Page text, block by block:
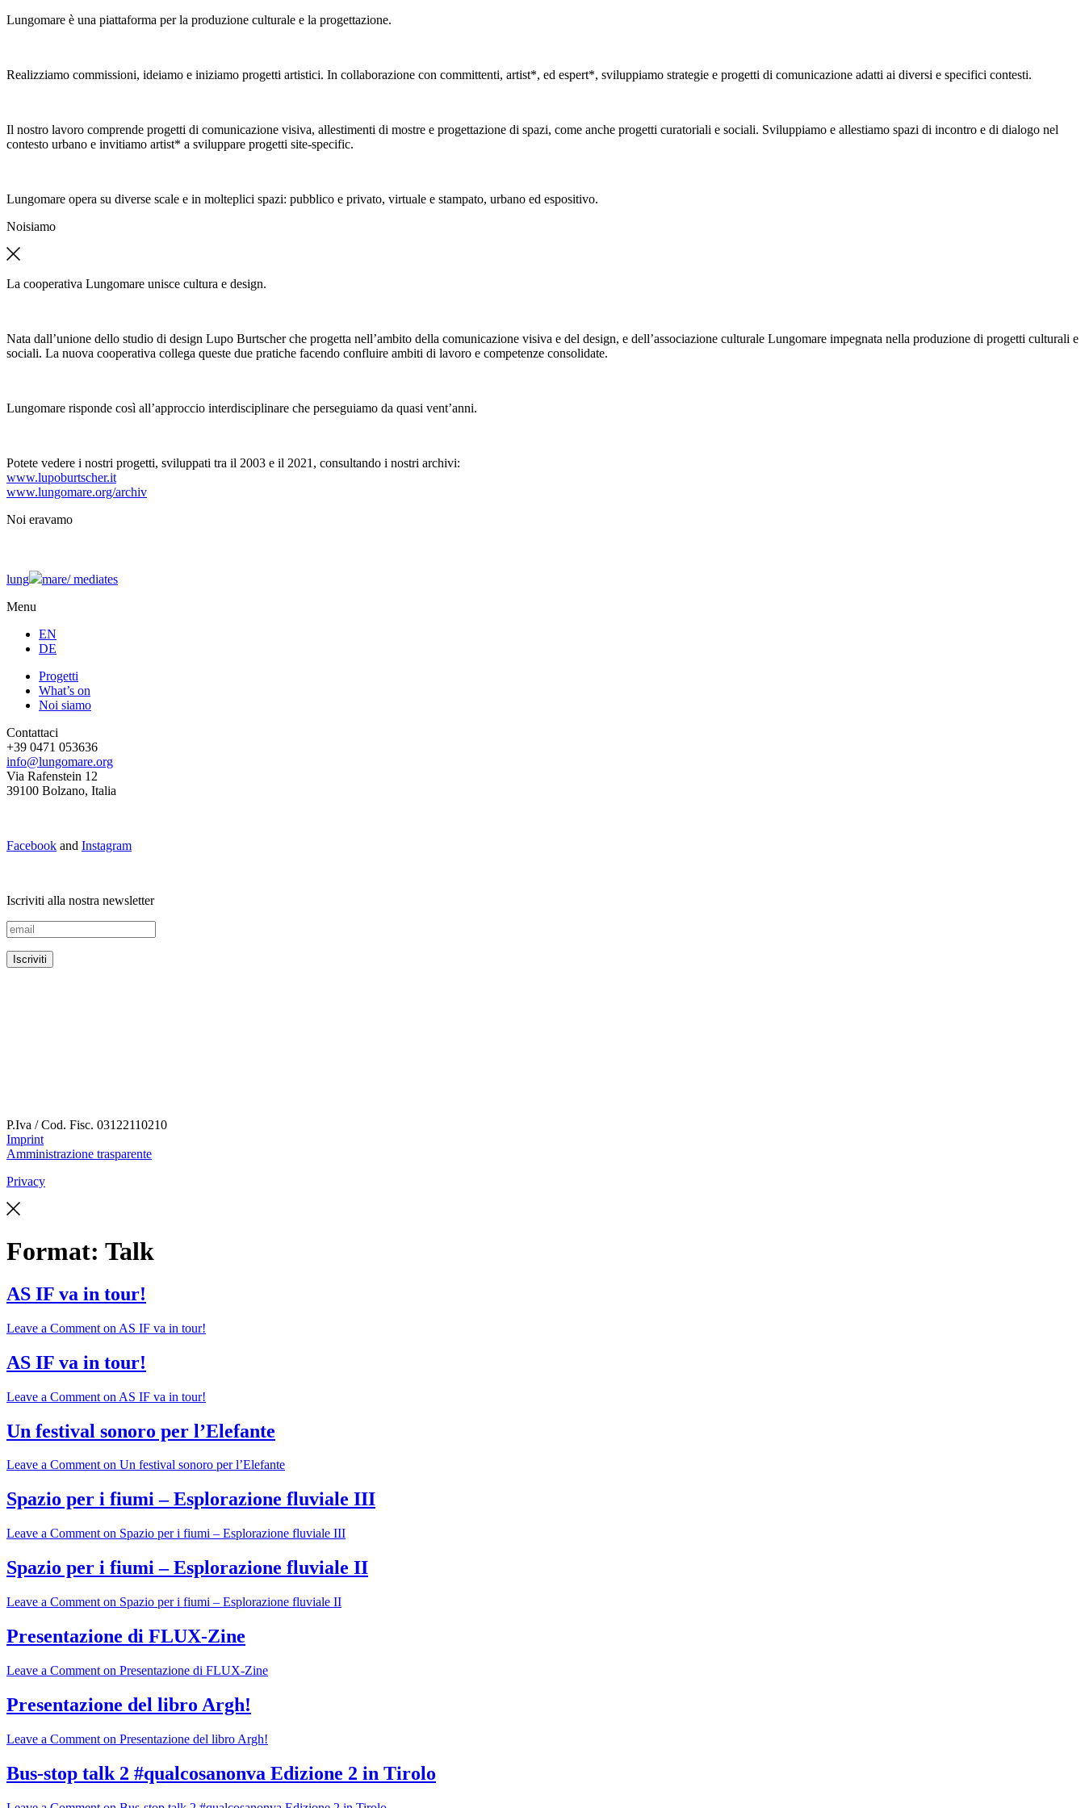
Lungomare è una piattaforma per la produzione culturale e la progettazione.
Realizziamo commissioni, ideiamo e iniziamo progetti artistici. In collaborazione con committenti, artist*, ed espert*, sviluppiamo strategie e progetti di comunicazione adatti ai diversi e specifici contesti.
Il nostro lavoro comprende progetti di comunicazione visiva, allestimenti di mostre e progettazione di spazi, come anche progetti curatoriali e sociali. Sviluppiamo e allestiamo spazi di incontro e di dialogo nel
contesto urbano e invitiamo artist* a sviluppare progetti site-specific.
Lungomare opera su diverse scale e in molteplici spazi: pubblico e privato, virtuale e stampato, urbano ed espositivo.
Noisiamo
La cooperativa Lungomare unisce cultura e design.
Nata dall’unione dello studio di design Lupo Burtscher che progetta nell’ambito della comunicazione visiva e del design, e dell’associazione culturale Lungomare impegnata nella produzione di progetti culturali e
sociali. La nuova cooperativa collega queste due pratiche facendo confluire ambiti di lavoro e competenze consolidate.
Lungomare risponde così all’approccio interdisciplinare che perseguiamo da quasi vent’anni.
Potete vedere i nostri progetti, sviluppati tra il 2003 e il 2021, consultando i nostri archivi:
www.lupoburtscher.it
www.lungomare.org/archiv
Noi eravamo
lung mare/mediates
Menu
EN
DE
Progetti
What’s on
Noi siamo
Contattaci
+39 0471 053636
info@lungomare.org
Via Rafenstein 12
39100 Bolzano, Italia
Facebook and Instagram
Iscriviti alla nostra newsletter
P.Iva / Cod. Fisc. 03122110210
Imprint
Amministrazione trasparente
Privacy
Format: Talk
AS IF va in tour!
Leave a Comment on AS IF va in tour!
AS IF va in tour!
Leave a Comment on AS IF va in tour!
Un festival sonoro per l’Elefante
Leave a Commenton Un festival sonoro per l’Elefante
Spazio per i fiumi – Esplorazione fluviale III
Leave a Comment on Spazio per i fiumi – Esplorazione fluviale III
Spazio per i fiumi – Esplorazione fluviale II
Leave a Comment on Spazio per i fiumi – Esplorazione fluviale II
Presentazione di FLUX-Zine
Leave a Comment on Presentazione di FLUX-Zine
Presentazione del libro Argh!
Leave a Comment on Presentazione del libro Argh!
Bus-stop talk 2 #qualcosanonva Edizione 2 in Tirolo